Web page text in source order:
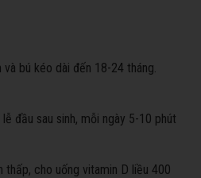
bú kéo dài đến 18-24 tháng.
đầu sau sinh, mỗi ngày 5-10 phút
thấp, cho uống vitamin D liều 400